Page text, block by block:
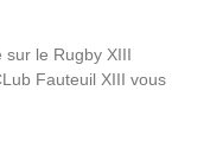
sur le Rugby XIII
Fauteuil XIII vous